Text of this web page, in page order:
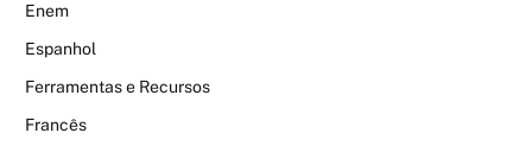
Enem
Espanhol
Ferramentas e Recursos
Francês